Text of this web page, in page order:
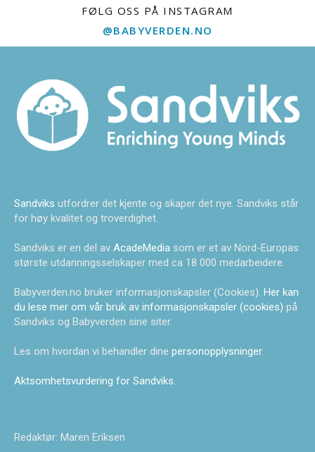
FØLG OSS PÅ INSTAGRAM
@BABYVERDEN.NO
Sandviks utfordrer det kjente og skaper det nye. Sandviks står
for høy kvalitet og troverdighet.
Sandviks er en del av AcadeMedia som er et av Nord-Europas
største utdanningsselskaper med ca 18 000 medarbeidere.
Babyverden.no bruker informasjonskapsler (Cookies). Her kan
du lese mer om vår bruk av informasjonskapsler (cookies) på
Sandviks og Babyverden sine siter.
Les om hvordan vi behandler dine personopplysninger.
Aktsomhetsvurdering for Sandviks.
Redaktør: Maren Eriksen